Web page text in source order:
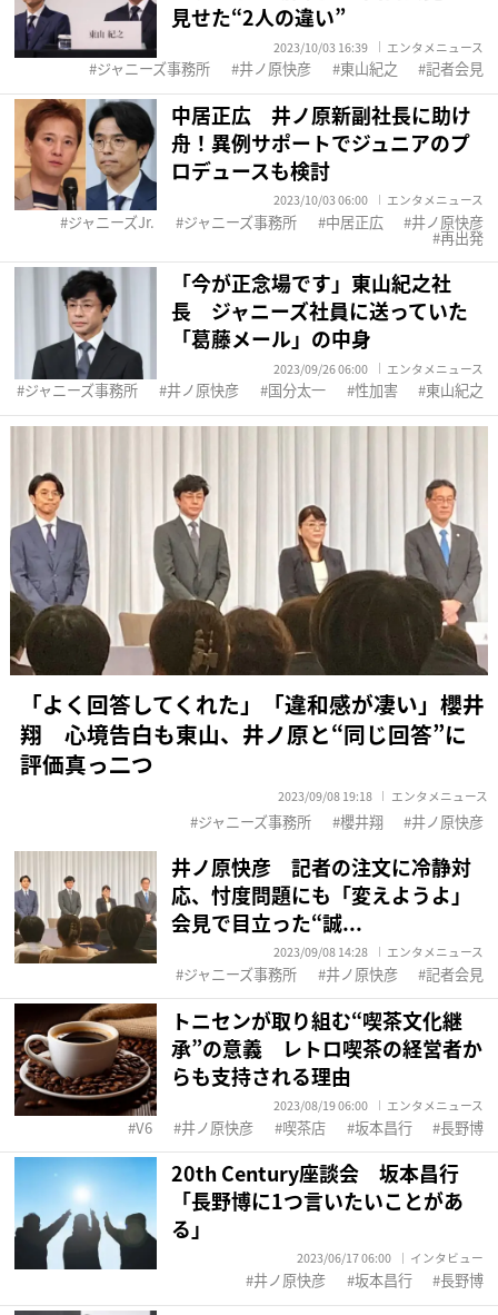
見せた“2人の違い”
2023/10/03 16:39 エンタメニュース
ジャニーズ事務所 井ノ原快彦 東山紀之 記者会見
中居正広 井ノ原新副社長に助け
舟！異例サポートでジュニアのプ
ロデュースも検討
2023/10/03 06:00 エンタメニュース
ジャニーズJr. ジャニーズ事務所 中居正広 井ノ原快彦
再出発
「今が正念場です」東山紀之社
長 ジャニーズ社員に送っていた
「葛藤メール」の中身
2023/09/26 06:00 エンタメニュース
ジャニーズ事務所 井ノ原快彦 国分太一 性加害 東山紀之
「よく回答してくれた」「違和感が凄い」櫻井
翔 心境告白も東山、井ノ原と“同じ回答”に
評価真っ二つ
2023/09/08 19:18 エンタメニュース
ジャニーズ事務所 櫻井翔 井ノ原快彦
井ノ原快彦 記者の注文に冷静対
応、忖度問題にも「変えようよ」
会見で目立った“誠...
2023/09/08 14:28 エンタメニュース
ジャニーズ事務所 井ノ原快彦 記者会見
トニセンが取り組む“喫茶文化継
承”の意義 レトロ喫茶の経営者か
らも支持される理由
2023/08/19 06:00 エンタメニュース
V6 井ノ原快彦 喫茶店 坂本昌行 長野博
20th Century座談会 坂本昌行
「長野博に1つ言いたいことがあ
る」
2023/06/17 06:00 インタビュー
井ノ原快彦 坂本昌行 長野博